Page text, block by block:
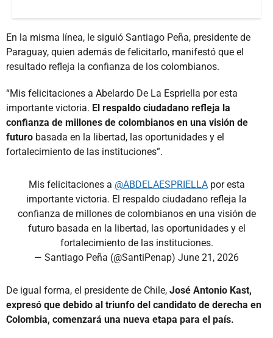
En la misma línea, le siguió Santiago Peña, presidente de
Paraguay, quien además de felicitarlo, manifestó que el
resultado refleja la confianza de los colombianos.
“Mis felicitaciones a Abelardo De La Espriella por esta
importante victoria. El respaldo ciudadano refleja la
confianza de millones de colombianos en una visión de
futuro basada en la libertad, las oportunidades y el
fortalecimiento de las instituciones”.
Mis felicitaciones a @ABDELAESPRIELLApor esta
importante victoria. El respaldo ciudadano refleja la
confianza de millones de colombianos en una visión de
futuro basada en la libertad, las oportunidades y el
fortalecimiento de las instituciones.
— Santiago Peña (@SantiPenap) June 21, 2026
De igual forma, el presidente de Chile, José Antonio Kast,
expresó que debido al triunfo del candidato de derecha en
Colombia, comenzará una nueva etapa para el país.